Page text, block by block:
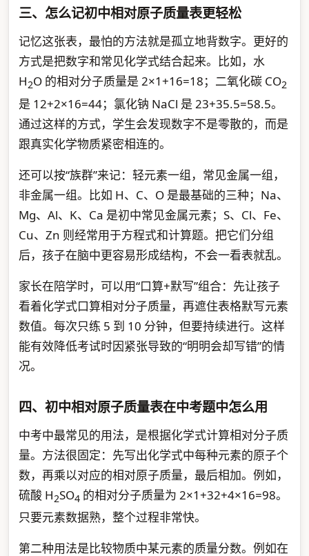
三、怎么记初中相对原子质量表更轻松
记忆这张表，最怕的方法就是孤立地背数字。更好的
方式是把数字和常见化学式结合起来。比如，水
H2O 的相对分子质量是 2×1+16=18；二氧化碳 CO2
是 12+2×16=44；氯化钠 NaCl 是 23+35.5=58.5。
通过这样的方式，学生会发现数字不是零散的，而是
跟真实化学物质紧密相连的。
还可以按“族群”来记：轻元素一组，常见金属一组，
非金属一组。比如 H、C、O 是最基础的三种；Na、
Mg、Al、K、Ca 是初中常见金属元素；S、Cl、Fe、
Cu、Zn 则经常用于方程式和计算题。把它们分组
后，孩子在脑中更容易形成结构，不会一看表就乱。
家长在陪学时，可以用“口算+默写”组合：先让孩子
看着化学式口算相对分子质量，再遮住表格默写元素
数值。每次只练 5 到 10 分钟，但要持续进行。这样
能有效降低考试时因紧张导致的“明明会却写错”的情
况。
四、初中相对原子质量表在中考题中怎么用
中考中最常见的用法，是根据化学式计算相对分子质
量。方法很固定：先写出化学式中每种元素的原子个
数，再乘以对应的相对原子质量，最后相加。例如，
硫酸 H2SO4 的相对分子质量为 2×1+32+4×16=98。
只要元素数据熟，整个过程非常快。
第二种用法是比较物质中某元素的质量分数。例如在